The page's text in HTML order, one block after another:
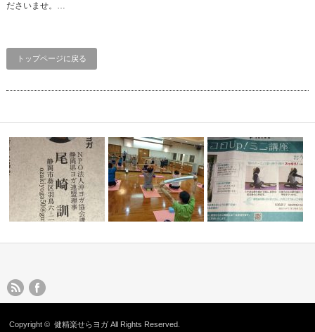
ださいませ。…
トップページに戻る
Copyright ©健精楽せらヨガ All Rights Reserved.